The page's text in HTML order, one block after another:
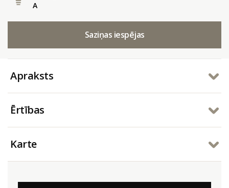
A
Saziņas iespējas
Apraksts
Ērtības
Karte